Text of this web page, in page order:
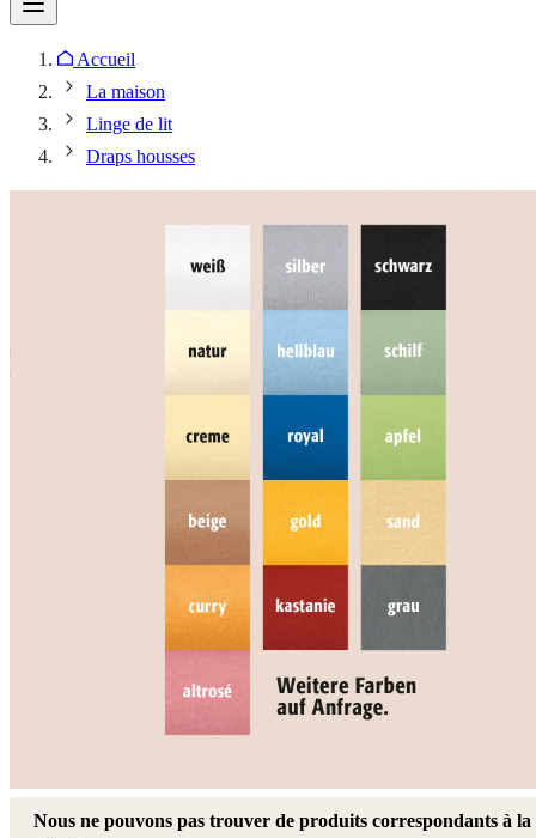
Accueil
La maison
Linge de lit
Draps housses
Nous ne pouvons pas trouver de produits correspondants à la